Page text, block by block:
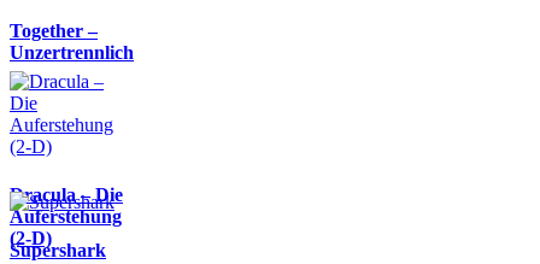
Together –
Unzertrennlich
Dracula – Die
Auferstehung
(2-D)
Supershark